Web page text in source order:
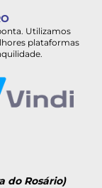
Utilizamos
plataformas
do Rosário)